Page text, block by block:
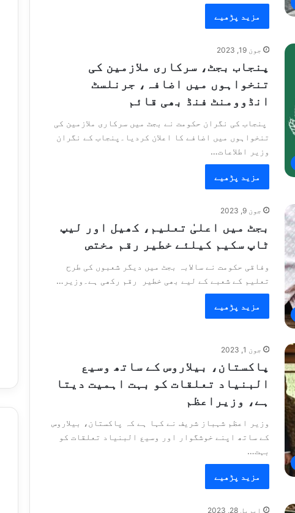
مزید پڑھیے
جون 19, 2023
پنجاب بجٹ، سرکاری ملازمین کی
تنخواہوں میں اضافہ، جرنلسٹ
انڈوومنٹ فنڈ بھی قائم
پنجاب کی نگران حکومت نے بجٹ میں سرکاری ملازمین کی
تنخواہوں میں اضافے کا اعلان کردیا۔پنجاب کے نگران
وزیر اطلاعات…
مزید پڑھیے
جون 9, 2023
بجٹ میں اعلیٰ تعلیم، کھیل اور لیپ
ٹاپ سکیم کیلئے خطیر رقم مختص
وفاقی حکومت نے سالابہ بجٹ میں دیگر شعبوں کی طرح
تعلیم کے شعبے کے لیے بھی خطیر رقم رکھی ہے۔وزیر…
مزید پڑھیے
جون 1, 2023
پاکستان، بیلاروس کے ساتھ وسیع
البنیاد تعلقات کو بہت اہمیت دیتا
ہے، وزیراعظم
وزیر اعظم شہباز شریف نے کہا ہے کہ پاکستان، بیلاروس
کے ساتھ اپنے خوشگوار اور وسیع البنیاد تعلقات کو
بہت…
مزید پڑھیے
اپریل 28, 2023